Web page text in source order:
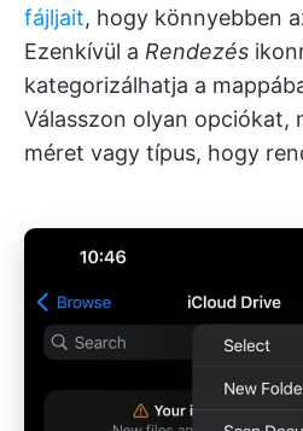
fájljait, hogy könnyebben
Ezenkívül a Rendezés
kategorizálhatja a
Válasszon olyan opciókat,
méret vagy típus, hogy